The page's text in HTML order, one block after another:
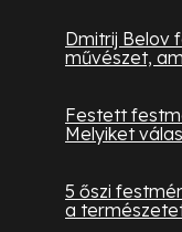
Dmitrij Belov
művészet,
Festett
Melyiket
5 őszi
a